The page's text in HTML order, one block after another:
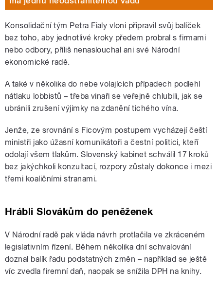
Konsolidační tým Petra Fialy vloni připravil svůj balíček
bez toho, aby jednotlivé kroky předem probral s firmami
nebo odbory, příliš nenaslouchal ani své Národní
ekonomické radě.
A také v několika do nebe volajících případech podlehl
nátlaku lobbistů – třeba vinaři se veřejně chlubili, jak se
ubránili zrušení výjimky na zdanění tichého vína.
Jenže, ze srovnání s Ficovým postupem vycházejí čeští
ministři jako úžasní komunikátoři a čestní politici, kteří
odolají všem tlakům. Slovenský kabinet schválil 17 kroků
bez jakýchkoli konzultací, rozpory zůstaly dokonce i mezi
třemi koaličními stranami.
Hrábli Slovákům do peněženek
V Národní radě pak vláda návrh protlačila ve zkráceném
legislativním řízení. Během několika dní schvalování
doznal balík řadu podstatných změn – například se ještě
víc zvedla firemní daň, naopak se snížila DPH na knihy.